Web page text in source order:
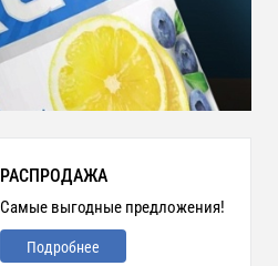
РАСПРОДАЖА
Самые выгодные предложения!
Подробнее